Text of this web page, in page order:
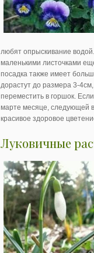
любят опрыскивание
маленькими листочками
посадка также имеет
дорастут до размера 3-
переместить в горшок.
марте месяце, следующей
красивое здоровое
Луковичные